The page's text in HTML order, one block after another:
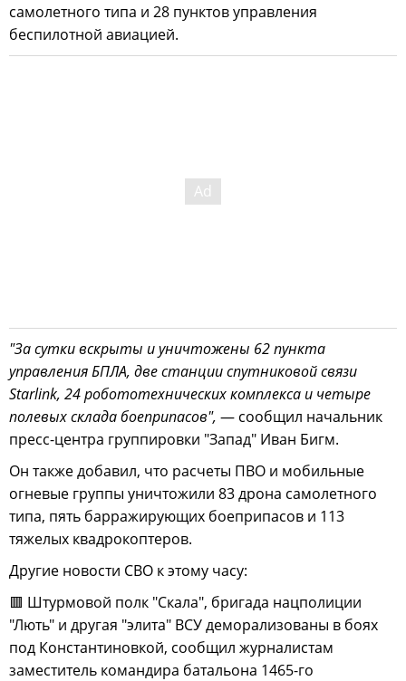
самолетного типа и 28 пунктов управления
беспилотной авиацией.
"За сутки вскрыты и уничтожены 62 пункта
управления БПЛА, две станции спутниковой связи
Starlink, 24 робототехнических комплекса и четыре
полевых склада боеприпасов", — сообщил начальник
пресс-центра группировки "Запад" Иван Бигм.
Он также добавил, что расчеты ПВО и мобильные
огневые группы уничтожили 83 дрона самолетного
типа, пять барражирующих боеприпасов и 113
тяжелых квадрокоптеров.
Другие новости СВО к этому часу:
🟥 Штурмовой полк "Скала", бригада нацполиции
"Лють" и другая "элита" ВСУ деморализованы в боях
под Константиновкой, сообщил журналистам
заместитель командира батальона 1465-го